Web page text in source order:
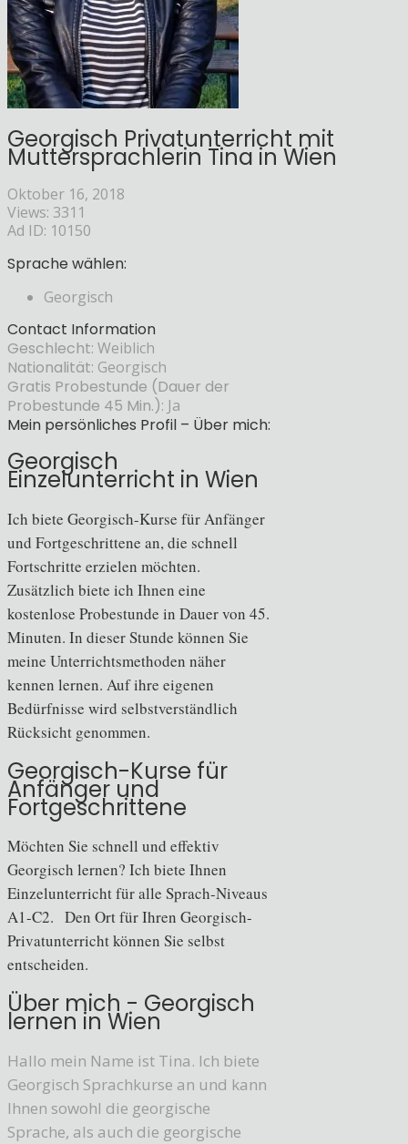
Georgisch Privatunterricht mit
Muttersprachlerin Tina in Wien
Oktober 16, 2018
Views: 3311
Ad ID: 10150
Sprache wählen:
Georgisch
Contact Information
Geschlecht: Weiblich
Nationalität: Georgisch
Gratis Probestunde (Dauer der
Probestunde 45 Min.): Ja
Mein persönliches Profil – Über mich:
Georgisch
Einzelunterricht in Wien
Ich biete Georgisch-Kurse für Anfänger
und Fortgeschrittene an, die schnell
Fortschritte erzielen möchten.
Zusätzlich biete ich Ihnen eine
kostenlose Probestunde in Dauer von 45.
Minuten. In dieser Stunde können Sie
meine Unterrichtsmethoden näher
kennen lernen. Auf ihre eigenen
Bedürfnisse wird selbstverständlich
Rücksicht genommen.
Georgisch-Kurse für
Anfänger und
Fortgeschrittene
Möchten Sie schnell und effektiv
Georgisch lernen? Ich biete Ihnen
Einzelunterricht für alle Sprach-Niveaus
A1-C2. Den Ort für Ihren Georgisch-
Privatunterricht können Sie selbst
entscheiden.
Über mich - Georgisch
lernen in Wien
Hallo mein Name ist Tina. Ich biete
Georgisch Sprachkurse an und kann
Ihnen sowohl die georgische
Sprache, als auch die georgische